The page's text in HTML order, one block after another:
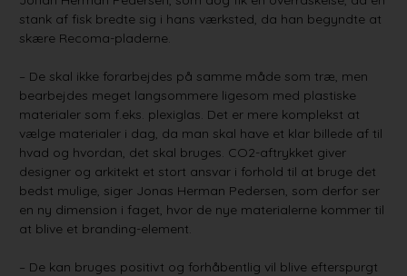
stank af fisk bredte sig i hans værksted, da han begyndte at
skære Recoma-pladerne.
– De skal ikke forarbejdes på samme måde som træ, men
bearbejdes meget langsommere ligesom med plastiske
materialer som f.eks. plexiglas. Det er mere komplekst at
vælge materialer i dag, da man skal have et klar billede af til
hvad og hvordan, det skal bruges. CO2-aftrykket giver
designer og arkitekt et stort ansvar i forhold til at bruge det
bedst mulige, siger Jonas Herman Pedersen, som derfor ser
en ny dimension i faget, hvor de nye materialerne kommer til
at blive et branding-element.
– De kan bruges positivt og forhåbentlig vil blive efterspurgt